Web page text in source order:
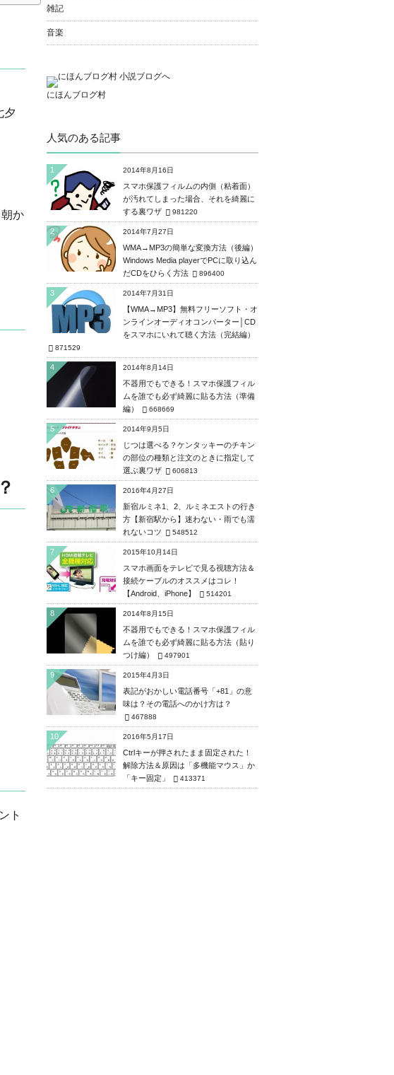
夕
か
ト
雑記
音楽
にほんブログ村
人気のある記事
1 2014年8月16日
スマホ保護フィルムの内側（粘着面）
が汚れてしまった場合、それを綺麗に
する裏ワザ
981220
2 2014年7月27日
WMA→MP3の簡単な変換方法（後編）
Windows Media playerでPCに取り込ん
だCDをひらく方法
896400
3 2014年7月31日
【WMA→MP3】無料フリーソフト・オ
ンラインオーディオコンバーター│CD
をスマホにいれて聴く方法（完結編）
871529
4 2014年8月14日
不器用でもできる！スマホ保護フィル
ムを誰でも必ず綺麗に貼る方法（準備
編）
668669
5 2014年9月5日
じつは選べる？ケンタッキーのチキン
の部位の種類と注文のときに指定して
選ぶ裏ワザ
606813
6 2016年4月27日
新宿ルミネ1、2、ルミネエストの行き
方【新宿駅から】迷わない・雨でも濡
れないコツ
548512
7 2015年10月14日
スマホ画面をテレビで見る視聴方法＆
接続ケーブルのオススメはコレ！
【Android、iPhone】
514201
8 2014年8月15日
不器用でもできる！スマホ保護フィル
ムを誰でも必ず綺麗に貼る方法（貼り
つけ編）
497901
9 2015年4月3日
表記がおかしい電話番号「+81」の意
味は？その電話へのかけ方は？
467888
10 2016年5月17日
Ctrlキーが押されたまま固定された！
解除方法＆原因は「多機能マウス」か
「キー固定」
413371